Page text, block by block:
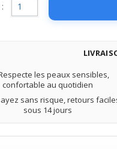
les peaux sensibles,
confortable au quotidien
sans risque, retours
sous 14 jours